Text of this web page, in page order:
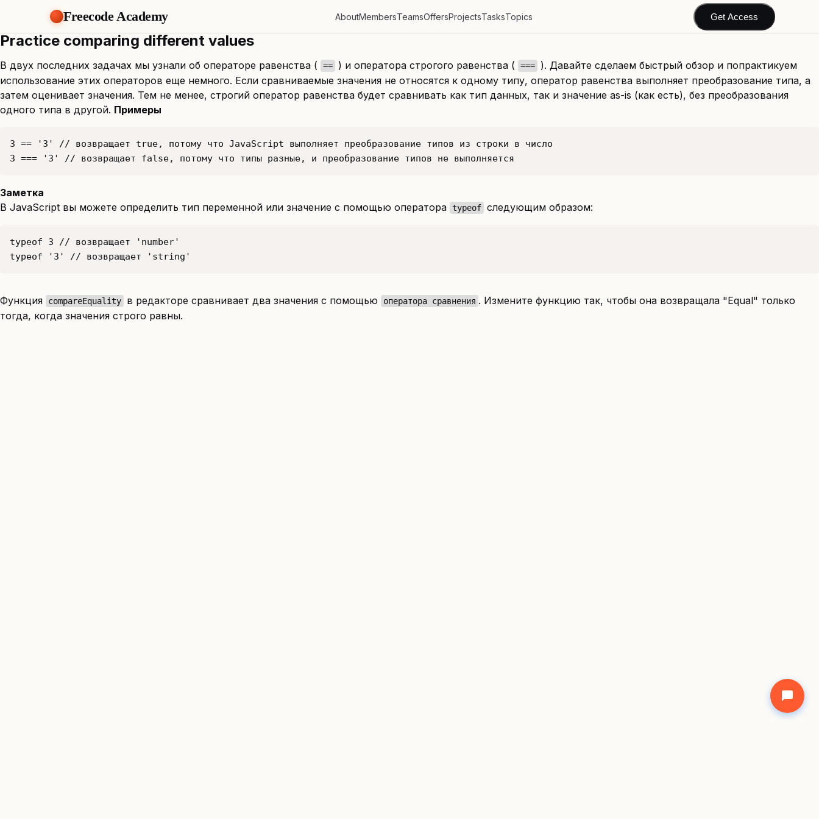
Freecode Academy AboutMembersTeamsOffersProjectsTasksTopics Get Access
Practice comparing different values
В двух последних задачах мы узнали об операторе равенства ( == ) и оператора строгого равенства ( ===
). Давайте сделаем быстрый обзор и попрактикуем
использование этих операторов еще немного. Если сравниваемые значения не относятся к одному типу, оператор равенства выполняет преобразование типа, а
затем оценивает значения. Тем не менее, строгий оператор равенства будет сравнивать как тип данных, так и значение as-is (как есть), без преобразования
одного типа в другой. Примеры
3 === '3' // возвращает false, потому что типы разные, и преобразование типов не выполняется
Заметка
В JavaScript вы можете определить тип переменной или значение с помощью оператора typeof следующим образом:
typeof '3' // возвращает 'string'
Функция compareEquality в редакторе сравнивает два значения с помощью оператора сравнения . Измените функцию так, чтобы она возвращала "Equal" только
тогда, когда значения строго равны.